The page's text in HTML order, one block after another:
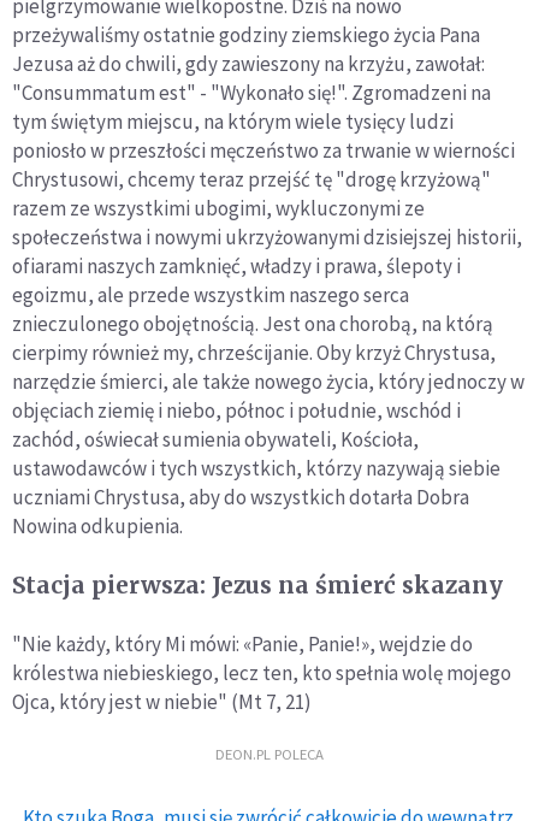
pielgrzymowanie wielkopostne. Dziś na nowo
przeżywaliśmy ostatnie godziny ziemskiego życia Pana
Jezusa aż do chwili, gdy zawieszony na krzyżu, zawołał:
"Consummatum est" - "Wykonało się!". Zgromadzeni na
tym świętym miejscu, na którym wiele tysięcy ludzi
poniosło w przeszłości męczeństwo za trwanie w wierności
Chrystusowi, chcemy teraz przejść tę "drogę krzyżową"
razem ze wszystkimi ubogimi, wykluczonymi ze
społeczeństwa i nowymi ukrzyżowanymi dzisiejszej historii,
ofiarami naszych zamknięć, władzy i prawa, ślepoty i
egoizmu, ale przede wszystkim naszego serca
znieczulonego obojętnością. Jest ona chorobą, na którą
cierpimy również my, chrześcijanie. Oby krzyż Chrystusa,
narzędzie śmierci, ale także nowego życia, który jednoczy w
objęciach ziemię i niebo, północ i południe, wschód i
zachód, oświecał sumienia obywateli, Kościoła,
ustawodawców i tych wszystkich, którzy nazywają siebie
uczniami Chrystusa, aby do wszystkich dotarła Dobra
Nowina odkupienia.
Stacja pierwsza: Jezus na śmierć skazany
"Nie każdy, który Mi mówi: «Panie, Panie!», wejdzie do
królestwa niebieskiego, lecz ten, kto spełnia wolę mojego
Ojca, który jest w niebie" (Mt 7, 21)
DEON.PL POLECA